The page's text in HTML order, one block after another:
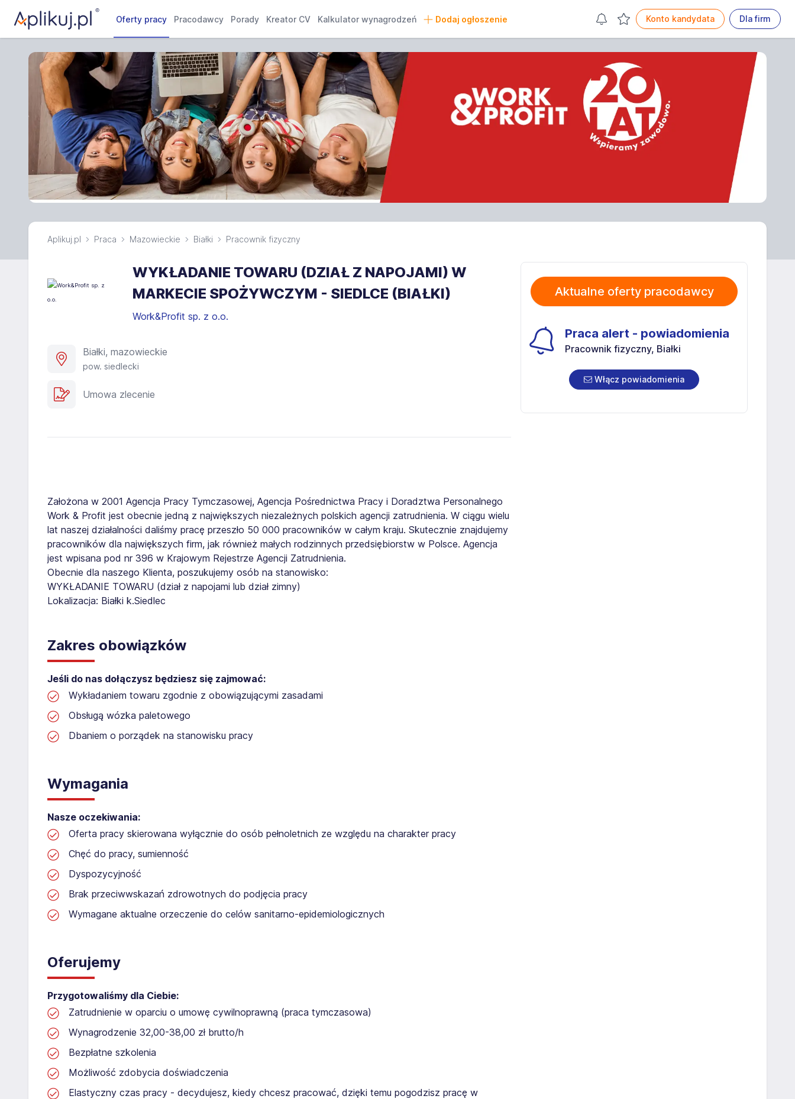
Oferty pracy Pracodawcy Porady Kreator CV Kalkulator wynagrodzeń Dodaj ogłoszenie Konto kandydata Dla firm
Aplikuj.pl Praca Mazowieckie Białki Pracownik fizyczny
WYKŁADANIE TOWARU (DZIAŁ Z NAPOJAMI) W
MARKECIE SPOŻYWCZYM - SIEDLCE (BIAŁKI)
Work&Profit sp. z o.o.
Białki, mazowieckie
pow. siedlecki
Umowa zlecenie
Założona w 2001 Agencja Pracy Tymczasowej, Agencja Pośrednictwa Pracy i Doradztwa Personalnego
Work & Profit jest obecnie jedną z największych niezależnych polskich agencji zatrudnienia. W ciągu wielu
lat naszej działalności daliśmy pracę przeszło 50 000 pracowników w całym kraju. Skutecznie znajdujemy
pracowników dla największych firm, jak również małych rodzinnych przedsiębiorstw w Polsce. Agencja
jest wpisana pod nr 396 w Krajowym Rejestrze Agencji Zatrudnienia.
Obecnie dla naszego Klienta, poszukujemy osób na stanowisko:
WYKŁADANIE TOWARU (dział z napojami lub dział zimny)
Lokalizacja: Białki k.Siedlec
Zakres obowiązków
Jeśli do nas dołączysz będziesz się zajmować:
Wykładaniem towaru zgodnie z obowiązującymi zasadami
Obsługą wózka paletowego
Dbaniem o porządek na stanowisku pracy
Wymagania
Nasze oczekiwania:
Oferta pracy skierowana wyłącznie do osób pełnoletnich ze względu na charakter pracy
Chęć do pracy, sumienność
Dyspozycyjność
Brak przeciwwskazań zdrowotnych do podjęcia pracy
Wymagane aktualne orzeczenie do celów sanitarno-epidemiologicznych
Oferujemy
Przygotowaliśmy dla Ciebie:
Zatrudnienie w oparciu o umowę cywilnoprawną (praca tymczasowa)
Wynagrodzenie 32,00-38,00 zł brutto/h
Bezpłatne szkolenia
Możliwość zdobycia doświadczenia
Elastyczny czas pracy - decydujesz, kiedy chcesz pracować, dzięki temu pogodzisz pracę w
Aktualne oferty pracodawcy
Praca alert - powiadomienia
Pracownik fizyczny, Białki
Włącz powiadomienia